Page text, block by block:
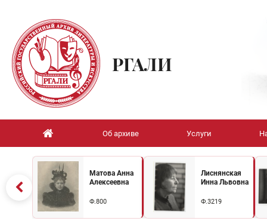
РГАЛИ
Об архиве Услуги
Матова Анна
Алексеевна
Ф.800
Лиснянская
Инна Львовна
Ф.3219